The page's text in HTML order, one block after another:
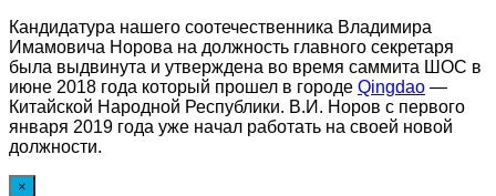
Кандидатура нашего соотечественника Владимира
Имамовича Норова на должность главного секретаря
была выдвинута и утверждена во время саммита ШОС в
июне 2018 года который прошел в городе Qingdao —
Китайской Народной Республики. В.И. Норов с первого
января 2019 года уже начал работать на своей новой
должности.
×